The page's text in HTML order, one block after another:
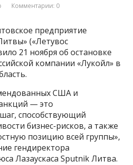
Комментарии: 0
предприятие
(«Летувос
21 ноября об остановке
компании «Лукойл» в
США и
— это
способствующий
бизнес-рисков, а также
позицию всей группы»,
гендиректора
Лазаускаса Sputnik Литва.